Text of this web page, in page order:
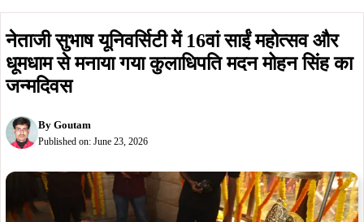
नेताजी सुभाष यूनिवर्सिटी में 16वां साईं महोत्सव और
धूमधाम से मनाया गया कुलाधिपति मदन मोहन सिंह का
जन्मदिवस
By Goutam
Published on: June 23, 2026